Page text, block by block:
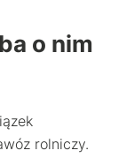
o nim
rolniczy.